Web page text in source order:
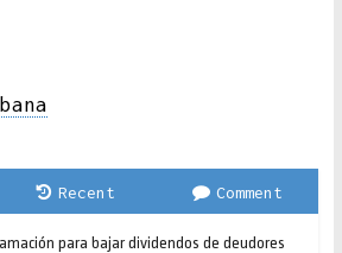
Recent Comment
para bajar dividendos de deudores